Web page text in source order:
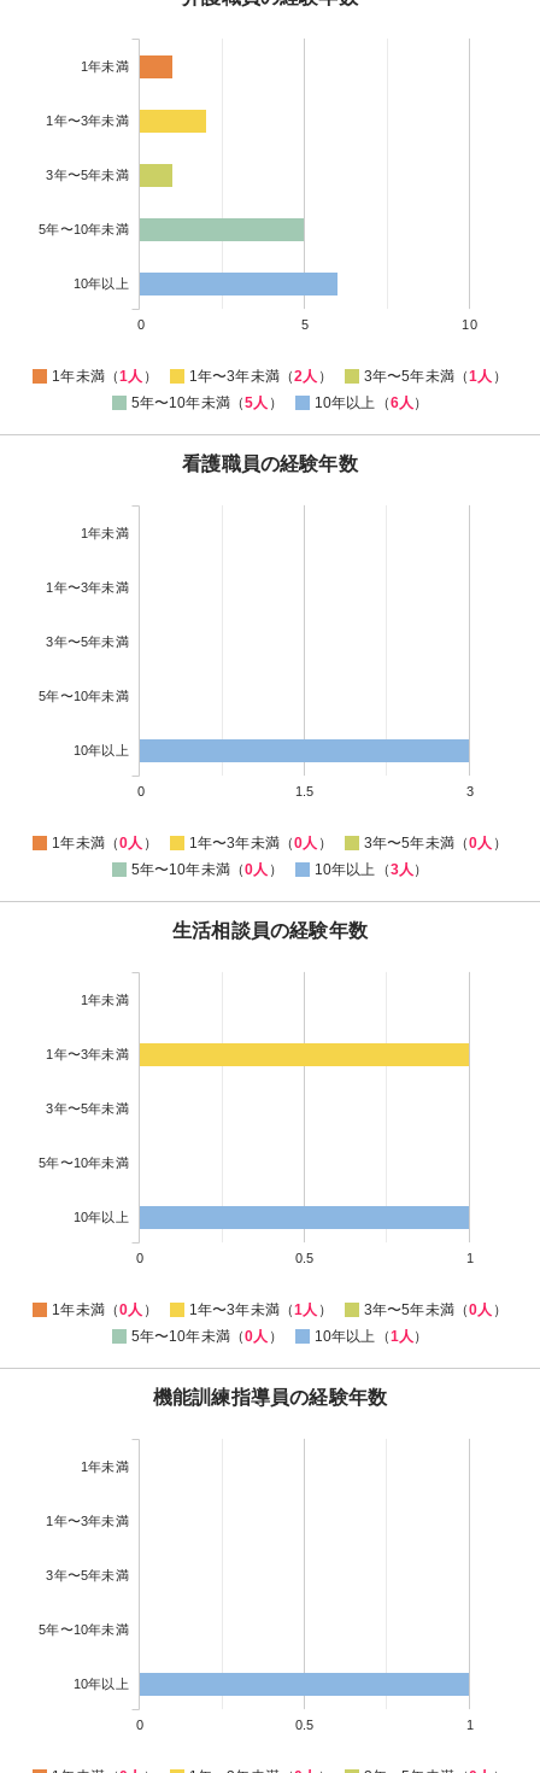
1年未満
1年〜3年未満
3年〜5年未満
5年〜10年未満
10年以上
0 5 10
1年未満（1人 ） 1年〜3年未満（2人 ） 3年〜5年未満（1人 ）
5年〜10年未満（5人 ） 10年以上（6人 ）
看護職員の経験年数
1年未満
1年〜3年未満
3年〜5年未満
5年〜10年未満
10年以上
0 1.5 3
1年未満（0人 ） 1年〜3年未満（0人 ） 3年〜5年未満（0人 ）
5年〜10年未満（0人 ） 10年以上（3人 ）
生活相談員の経験年数
1年未満
1年〜3年未満
3年〜5年未満
5年〜10年未満
10年以上
0 0.5 1
1年未満（0人 ） 1年〜3年未満（1人 ） 3年〜5年未満（0人 ）
5年〜10年未満（0人 ） 10年以上（1人 ）
機能訓練指導員の経験年数
1年未満
1年〜3年未満
3年〜5年未満
5年〜10年未満
10年以上
0 0.5 1